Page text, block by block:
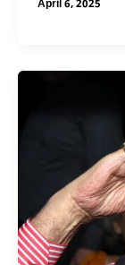
April 6, 2025